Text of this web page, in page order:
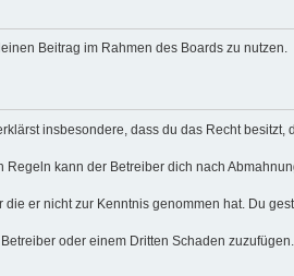
Beitrag im Rahmen des Boards zu nutzen.
insbesondere, dass du das Recht besitzt,
kann der Betreiber dich nach
er nicht zur Kenntnis genommen hat. Du
oder einem Dritten Schaden zuzufügen.